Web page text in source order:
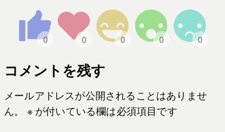
コメントを残す
メールアドレスが公開されることはありませ
ん。
※が付いている欄は必須項目です